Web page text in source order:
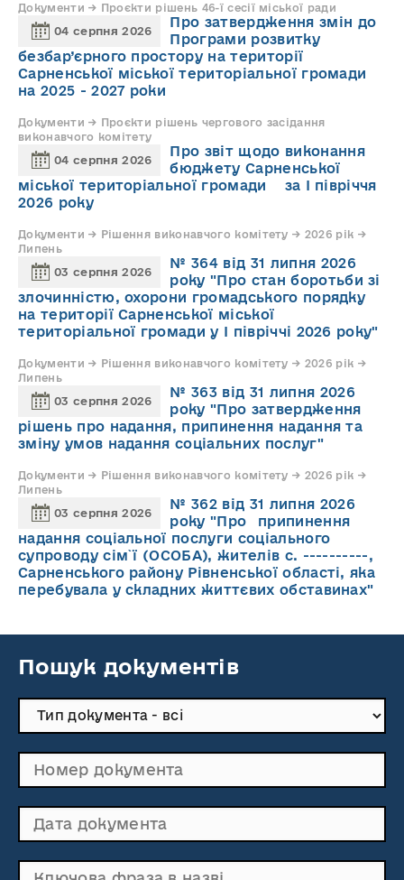
Документи → Проєкти рішень 46-ї сесії міської ради
04 серпня 2026
Про затвердження змін до
Програми розвитку
безбар’єрного простору на території
Сарненської міської територіальної громади
на 2025 - 2027 роки
Документи → Проєкти рішень чергового засідання
виконавчого комітету
04 серпня 2026
Про звіт щодо виконання
бюджету Сарненської
міської територіальної громади за І півріччя
2026 року
Документи → Рішення виконавчого комітету → 2026 рік →
Липень
03 серпня 2026
№ 364 від 31 липня 2026
року "Про стан боротьби зі
злочинністю, охорони громадського порядку
на території Сарненської міської
територіальної громади у І півріччі 2026 року"
Документи → Рішення виконавчого комітету → 2026 рік →
Липень
03 серпня 2026
№ 363 від 31 липня 2026
року "Про затвердження
рішень про надання, припинення надання та
зміну умов надання соціальних послуг"
Документи → Рішення виконавчого комітету → 2026 рік →
Липень
03 серпня 2026
№ 362 від 31 липня 2026
року "Про припинення
надання соціальної послуги соціального
супроводу cім`ї (ОСОБА), жителів с. ----------,
Сарненського району Рівненської області, яка
перебувала у складних життєвих обставинах"
Пошук документів